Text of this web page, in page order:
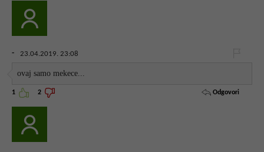
- 23.04.2019. 23:08
ovaj samo mekece...
1 2 Odgovori